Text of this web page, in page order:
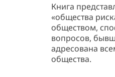
Книга
«общества
обществом,
вопросов,
адресована
общества.